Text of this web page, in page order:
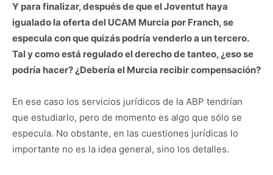
Y para finalizar, después de que el Joventut haya
igualado la oferta del UCAM Murcia por Franch, se
especula con que quizás podría venderlo a un tercero.
Tal y como está regulado el derecho de tanteo, ¿eso se
podría hacer? ¿Debería el Murcia recibir compensación?
En ese caso los servicios jurídicos de la ABP tendrían
que estudiarlo, pero de momento es algo que sólo se
especula. No obstante, en las cuestiones jurídicas lo
importante no es la idea general, sino los detalles.